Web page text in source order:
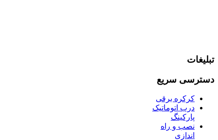
تبلیغات
دسترسی سریع
کرکره برقی
درب اتوماتیک
پارکینگ
نصب و راه
اندازی